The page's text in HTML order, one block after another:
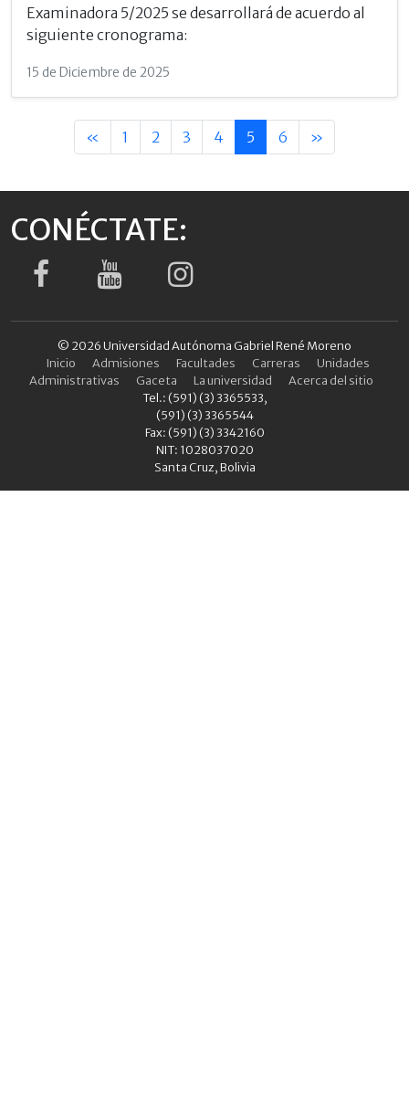
Examinadora 5/2025 se desarrollará de acuerdo al
siguiente cronograma:
15 de Diciembre de 2025
« 1 2 3 4 5 6 »
CONÉCTATE:
© 2026 Universidad Autónoma Gabriel René Moreno
Inicio
Admisiones Facultades Carreras
Unidades
Administrativas
Gaceta La universidad
Acerca del sitio
Tel.: (591) (3) 3365533,
(591) (3) 3365544
Fax: (591) (3) 3342160
NIT: 1028037020
Santa Cruz, Bolivia